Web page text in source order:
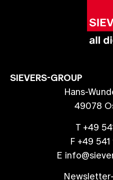
SIEVERS-GROUP
Hans-
49078
T +49
F +49
E